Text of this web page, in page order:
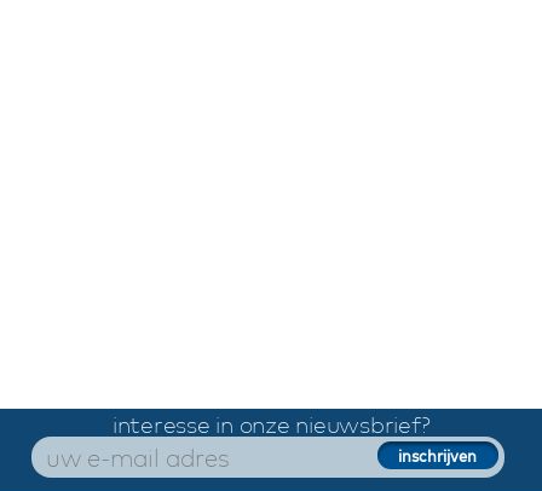
interesse in onze nieuwsbrief?